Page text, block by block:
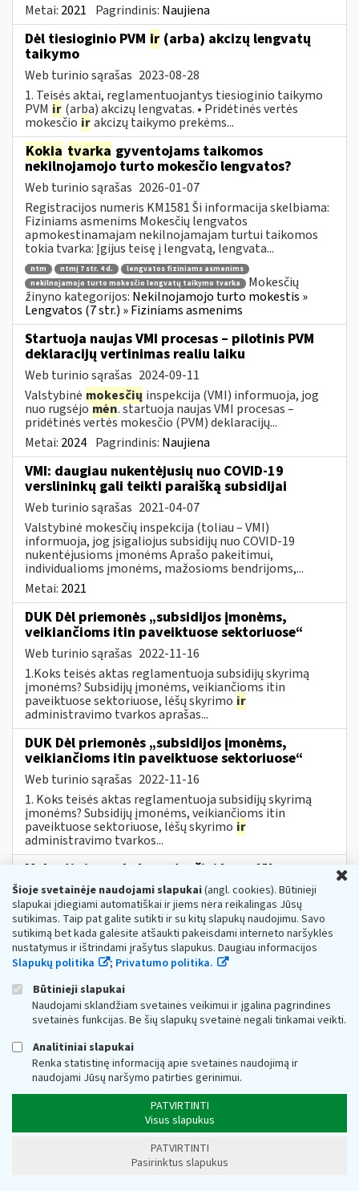
Metai: 2021 Pagrindinis: Naujiena
Dėl tiesioginio PVM ir (arba) akcizų lengvatų
taikymo
Web turinio sąrašas 2023-08-28
1. Teisės aktai, reglamentuojantys tiesioginio taikymo
PVM ir (arba) akcizų lengvatas. • Pridėtinės vertės
mokesčio irakcizų taikymo prekėms...
Kokia tvarka gyventojams taikomos
nekilnojamojo turto mokesčio lengvatos?
Web turinio sąrašas 2026-01-07
Registracijos numeris KM1581 Ši informacija skelbiama:
Fiziniams asmenims Mokesčių lengvatos
apmokestinamajam nekilnojamajam turtui taikomos
tokia tvarka: Įgijus teisę į lengvatą, lengvata...
ntm ntmį 7 str. 4 d.
lengvatos fiziniams asmenims
nekilnojamojo turto mokesčio lengvatų taikymo tvarka
Mokesčių
žinyno kategorijos: Nekilnojamojo turto mokestis »
Lengvatos (7 str.) » Fiziniams asmenims
Startuoja naujas VMI procesas – pilotinis PVM
deklaracijų vertinimas realiu laiku
Web turinio sąrašas 2024-09-11
Valstybinė mokesčių inspekcija (VMI) informuoja, jog
nuo rugsėjomėn. startuoja naujas VMI procesas –
pridėtinės vertės mokesčio (PVM) deklaracijų...
Metai: 2024 Pagrindinis: Naujiena
VMI: daugiau nukentėjusių nuo COVID-19
verslininkų gali teikti paraišką subsidijai
Web turinio sąrašas 2021-04-07
Valstybinė mokesčių inspekcija (toliau – VMI)
informuoja, jog įsigaliojus subsidijų nuo COVID-19
nukentėjusioms įmonėms Aprašo pakeitimui,
individualioms įmonėms, mažosioms bendrijoms,...
Metai: 2021
DUK Dėl priemonės „subsidijos įmonėms,
veikiančioms itin paveiktuose sektoriuose“
Web turinio sąrašas 2022-11-16
1.Koks teisės aktas reglamentuoja subsidijų skyrimą
įmonėms? Subsidijų įmonėms, veikiančioms itin
paveiktuose sektoriuose, lėšų skyrimo ir
administravimo tvarkos aprašas...
DUK Dėl priemonės „subsidijos įmonėms,
veikiančioms itin paveiktuose sektoriuose“
Web turinio sąrašas 2022-11-16
1. Koks teisės aktas reglamentuoja subsidijų skyrimą
įmonėms? Subsidijų įmonėms, veikiančioms itin
paveiktuose sektoriuose, lėšų skyrimo ir
administravimo tvarkos...
Mokestinės paskolos sutarčiai be palūkanų
sudaryti įmonės turi dar savaitę laiko
Web turinio sąrašas 2021-02-22
Valstybinėmokesčiųinspekcija (toliau – VMI)
informuoja, jog įmonės, kurios pavasarį buvo laikomos
nukentėjusiomis, tačiau rudens karantino metu jų veikla
nebuvo apribota...
Metai:2021
Dėl Lietuvos Respublikos akcizų įstatymo
pakeitimo nuo 2023 m. vasario 13 d.
Web turinio sąrašas
Informuojame, kad, vadovaujantis Lietuvos Respublikos
akcizų įstatymo (toliau − AĮ) pakeitimu Nr. XIV-777[1],
nuo 2023 m. vasario 13 d. įsigalioja šie AĮ pakeitimai:
nustatoma, kad akcizais...
Metai:2023 Mokesčių įstatymų pakeitimai:MĮP 2021 »
Akcizų mokesčių pakeitimai nuo 2023 m.
registruojami telekomunikacijų,
Šioje svetainėje naudojami slapukai(angl. cookies). Būtinieji
slapukai įdiegiami automatiškai ir jiems nėra reikalingas Jūsų
sutikimas. Taip pat galite sutikti ir su kitų slapukų naudojimu. Savo
sutikimą bet kada galėsite atšaukti pakeisdami interneto naršyklės
nustatymus ir ištrindami įrašytus slapukus. Daugiau informacijos
Slapukų politika
; Privatumo politika.
Būtinieji slapukai
Naudojami sklandžiam svetainės veikimui ir įgalina pagrindines
svetainės funkcijas. Be šių slapukų svetainė negali tinkamai veikti.
Analitiniai slapukai
Renka statistinę informaciją apie svetainės naudojimą ir
naudojami Jūsų naršymo patirties gerinimui.
PATVIRTINTI
Visus slapukus
PATVIRTINTI
Pasirinktus slapukus